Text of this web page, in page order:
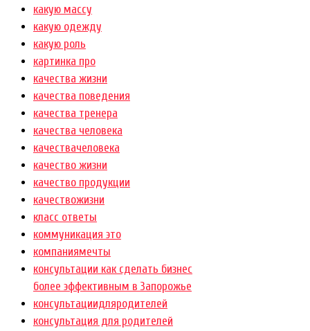
какую массу
какую одежду
какую роль
картинка про
качества жизни
качества поведения
качества тренера
качества человека
качествачеловека
качество жизни
качество продукции
качествожизни
класс ответы
коммуникация это
компаниямечты
консультации как сделать бизнес
более эффективным в Запорожье
консультациидляродителей
консультация для родителей